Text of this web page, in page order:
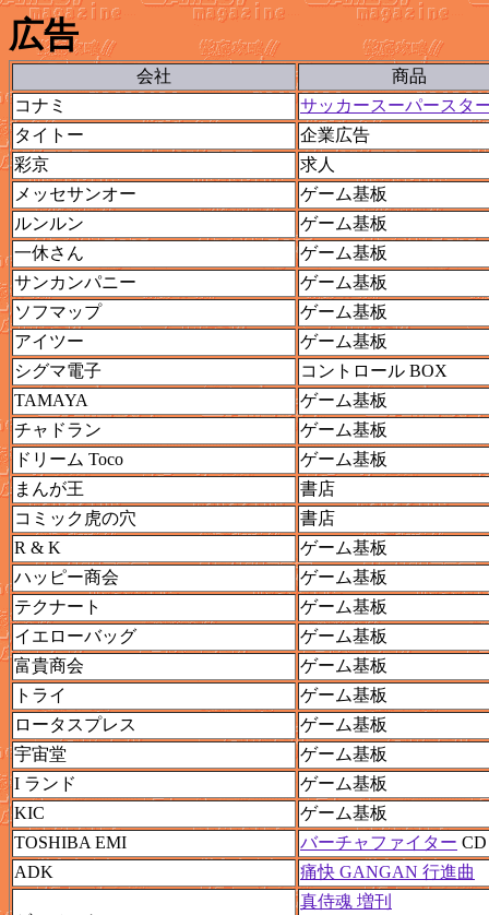
広告
会社
商品
コナミ
サッカースーパースタ
タイトー
企業広告
彩京
求人
メッセサンオー
ゲーム基板
ルンルン
ゲーム基板
一休さん
ゲーム基板
サンカンパニー
ゲーム基板
ソフマップ
ゲーム基板
アイツー
ゲーム基板
シグマ電子
コントロール BOX
TAMAYA
ゲーム基板
チャドラン
ゲーム基板
ドリーム Toco
ゲーム基板
まんが王
書店
コミック虎の穴
書店
R & K
ゲーム基板
ハッピー商会
ゲーム基板
テクナート
ゲーム基板
イエローバッグ
ゲーム基板
富貴商会
ゲーム基板
トライ
ゲーム基板
ロータスプレス
ゲーム基板
宇宙堂
ゲーム基板
I ランド
ゲーム基板
KIC
ゲーム基板
TOSHIBA EMI
バーチャファイター CD
ADK
痛快 GANGAN 行進曲
真侍魂 増刊